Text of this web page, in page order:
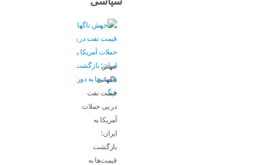
جهش
ناگهانی
قیمت نفت
در پی حملات
آمریکا به
ایران؛
بازگشت
قیمت‌ها به